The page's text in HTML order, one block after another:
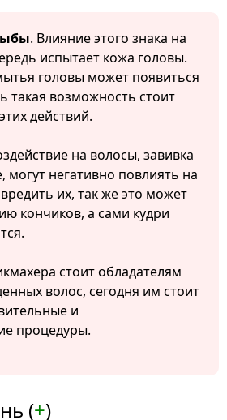
. Влияние этого знака на
испытает кожа головы.
головы может появиться
такая возможность стоит
действий.
на волосы, завивка
негативно повлиять на
их, так же это может
кончиков, а сами кудри
стоит обладателям
волос, сегодня им стоит
и
процедуры.
(+)